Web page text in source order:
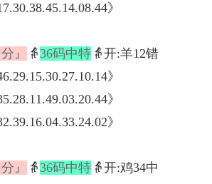
》
』 👵 36码中特 👵开:羊12错
》
》
》
』 👵 36码中特 👵开:鸡34中